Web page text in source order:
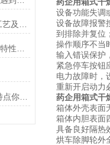
中药丸剂带式烘干机的这*性能特点你都知道吗
设备功能失调
设备故障报警
到排除并复位
操作顺序不当
输入错误保护
紧急停车按钮
电力故障时，
重新开启动力
药企用箱式干
箱体外壳表面
箱体内胆表面
具备良好隔热
烘车除脚轮外